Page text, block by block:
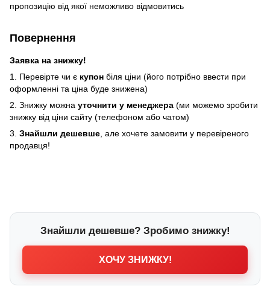
пропозицію від якої неможливо відмовитись
Повернення
Заявка на знижку!
1. Перевірте чи є купон біля ціни (його потрібно ввести при
оформленні та ціна буде знижена)
2. Знижку можна уточнити у менеджера (ми можемо зробити
знижку від ціни сайту (телефоном або чатом)
3. Знайшли дешевше , але хочете замовити у перевіреного
продавця!
Знайшли дешевше? Зробимо знижку!
ХОЧУ ЗНИЖКУ!